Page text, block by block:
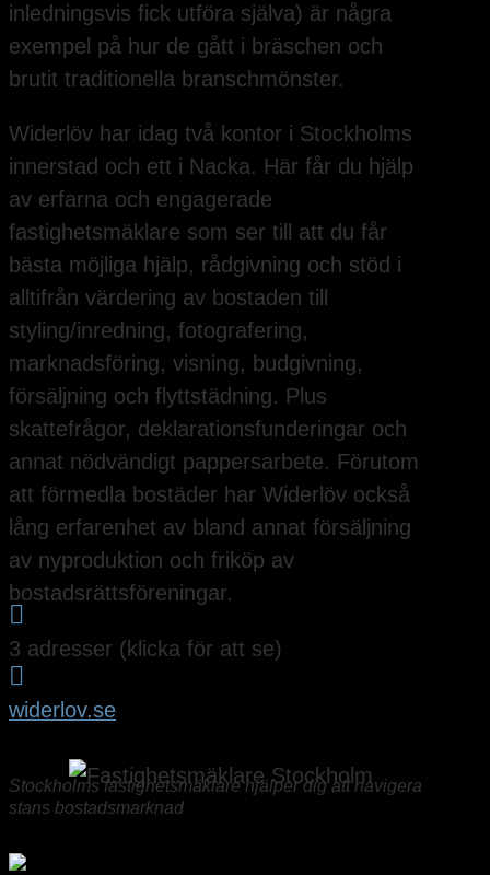
inledningsvis fick utföra själva) är några
exempel på hur de gått i bräschen och
brutit traditionella branschmönster.
Widerlöv har idag två kontor i Stockholms
innerstad och ett i Nacka. Här får du hjälp
av erfarna och engagerade
fastighetsmäklare som ser till att du får
bästa möjliga hjälp, rådgivning och stöd i
alltifrån värdering av bostaden till
styling/inredning, fotografering,
marknadsföring, visning, budgivning,
försäljning och flyttstädning. Plus
skattefrågor, deklarationsfunderingar och
annat nödvändigt pappersarbete. Förutom
att förmedla bostäder har Widerlöv också
lång erfarenhet av bland annat försäljning
av nyproduktion och friköp av
bostadsrättsföreningar.

3 adresser (klicka för att se)

widerlov.se
Stockholms fastighetsmäklare hjälper dig att navigera
stans bostadsmarknad